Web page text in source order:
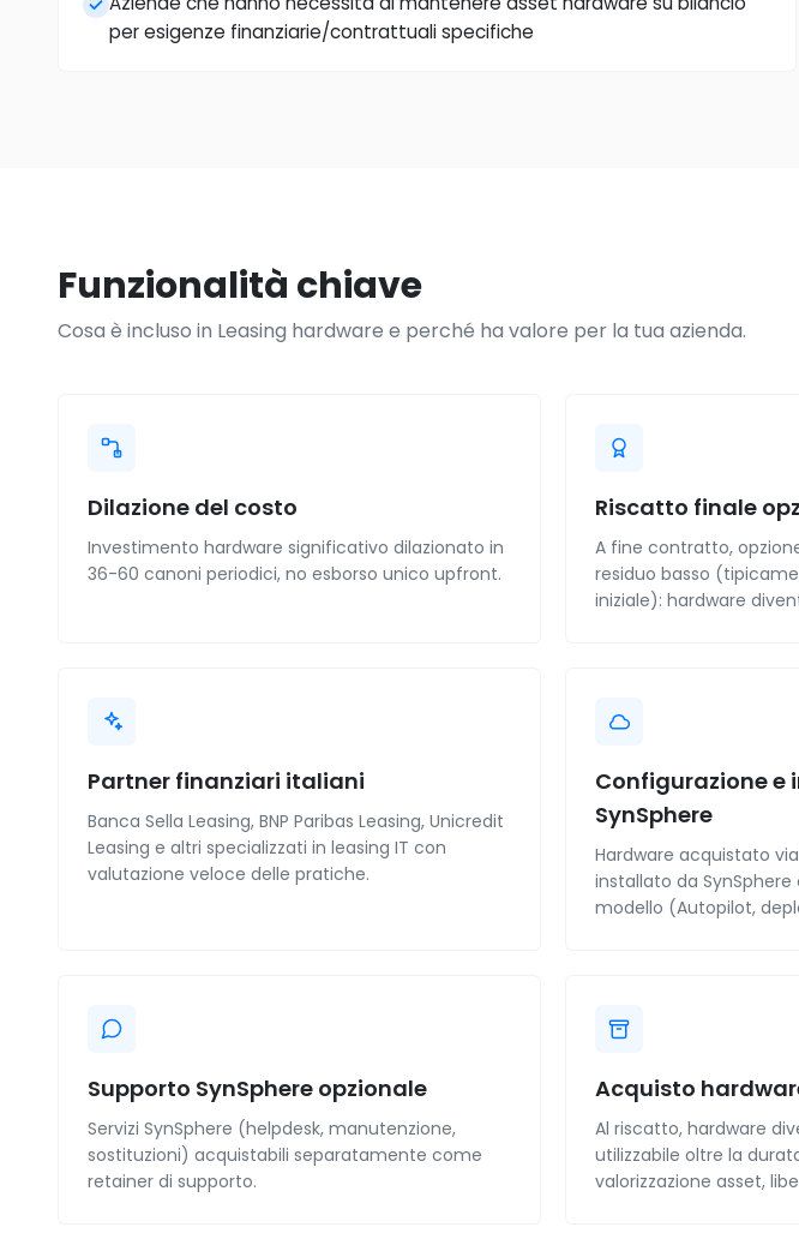
per esigenze finanziarie/contrattuali specifiche
Funzionalità chiave
Cosa è incluso in Leasing hardware e perché ha valore per la tua azienda.
Dilazione del costo
Investimento hardware significativo dilazionato in
36-60 canoni periodici, no esborso unico upfront.
Riscatto finale
A fine contratto,
residuo basso
iniziale): hardware
Partner finanziari italiani
Banca Sella Leasing, BNP Paribas Leasing, Unicredit
Leasing e altri specializzati in leasing IT con
valutazione veloce delle pratiche.
Configurazione e
SynSphere
Hardware acquistato
installato da
modello (Autopilot,
Supporto SynSphere opzionale
Servizi SynSphere (helpdesk, manutenzione,
sostituzioni) acquistabili separatamente come
retainer di supporto.
Acquisto
Al riscatto, hardware
utilizzabile oltre la
valorizzazione asset,